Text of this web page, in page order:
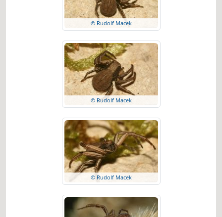
© Rudolf Macek
© Rudolf Macek
© Rudolf Macek